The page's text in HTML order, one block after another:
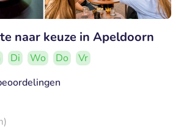
naar keuze in Apeldoorn
Di Wo Do
Vr